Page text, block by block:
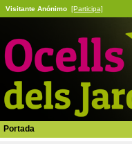
Visitante Anónimo [Participa]
Portada